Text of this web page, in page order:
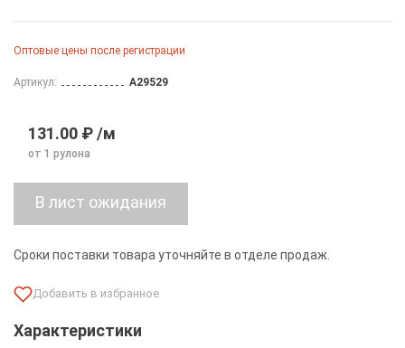
Оптовые цены после регистрации
Артикул: A29529
131.00 ₽ /м
от 1 рулона
Сроки поставки товара уточняйте в отделе продаж.
Характеристики